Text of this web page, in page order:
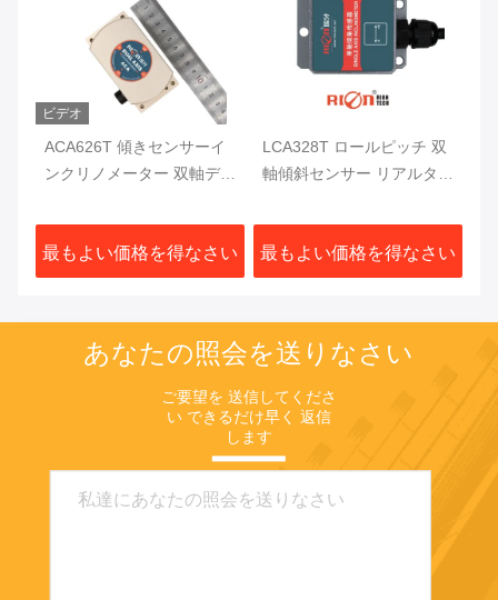
ビデオ
ACA626T 傾きセンサーイ
ンクリノメーター 双軸デジ
最もよい価格を得なさい
LCA328T ロールピッチ 双
軸傾斜センサー リアルタイ
ー
最もよい価格を得なさい
あなたの照会を送りなさい
ご要望を 送信してくださ
い できるだけ早く 返信
します